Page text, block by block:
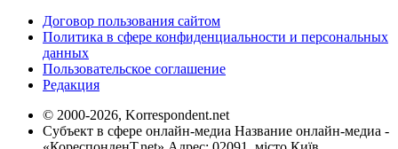
Договор пользования сайтом
Политика в сфере конфиденциальности и персональных
данных
Пользовательское соглашение
Редакция
© 2000-2026, Korrespondent.net
Субъект в сфере онлайн-медиа Название онлайн-медиа -